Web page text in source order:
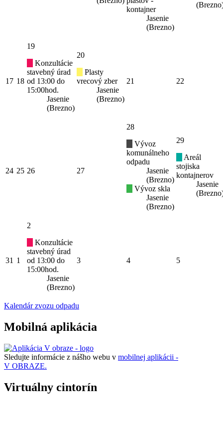
kontajner
Jasenie
(Brezno)
17 18
19
Konzultácie
stavebný úrad
od 13:00 do
15:00hod.
Jasenie
(Brezno)
20
Plasty
vrecový zber
Jasenie
(Brezno)
21 22
24 25 26 27
28
Vývoz
komunálneho
odpadu
Jasenie
(Brezno)
Vývoz skla
Jasenie
(Brezno)
29
Areál
stojiska
kontajnerov
Jasenie
31 1
2
Konzultácie
stavebný úrad
od 13:00 do
15:00hod.
Jasenie
(Brezno)
3 4 5
Kalendár zvozu odpadu
Mobilná aplikácia
Sledujte informácie z nášho webu v mobilnej aplikácii -
V OBRAZE.
Virtuálny cintorín